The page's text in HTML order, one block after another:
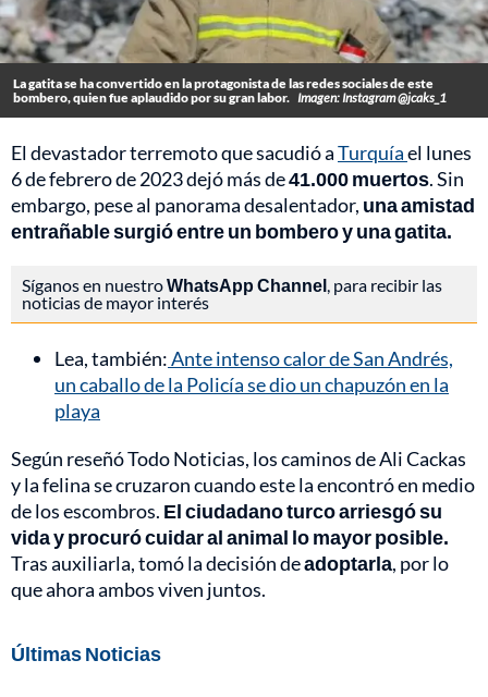
La gatita se ha convertido en la protagonista de las redes sociales de este
bombero, quien fue aplaudido por su gran labor. Imagen: Instagram @jcaks_1
El devastador terremoto que sacudió aTurquíael lunes
6 de febrero de 2023 dejó más de41.000 muertos. Sin
embargo, pese al panorama desalentador, una amistad
entrañable surgió entre un bombero y una gatita.
Síganos en nuestroWhatsApp Channel, para recibir las
noticias de mayor interés
Lea, también:Ante intenso calor de San Andrés,
un caballo de la Policía se dio un chapuzón en la
playa
Según reseñó Todo Noticias, los caminos de Ali Cackas
y la felina se cruzaron cuando este la encontró en medio
de los escombros. El ciudadano turco arriesgó su
vida y procuró cuidar al animal lo mayor posible.
Tras auxiliarla, tomó la decisión deadoptarla, por lo
que ahora ambos viven juntos.
Últimas Noticias